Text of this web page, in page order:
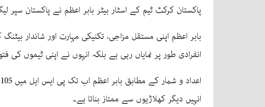
پاکستان کرکٹ ٹیم کے اسٹار بیٹر بابر اعظم نے پاکستان سپر لیگ (پی ایس
بابر اعظم اپنی مستقل مزاجی، تکنیکی مہارت اور شاندار
انفرادی طور پر نمایاں رہی ہے بلکہ انہوں نے اپنی ٹیموں کی
انہیں دیگر کھلاڑیوں سے ممتاز بناتا ہے۔